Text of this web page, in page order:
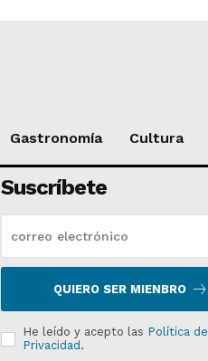
Gastronomía Cultura
Suscríbete
QUIERO SER MIENBRO
He leído y acepto las Política de
Privacidad .